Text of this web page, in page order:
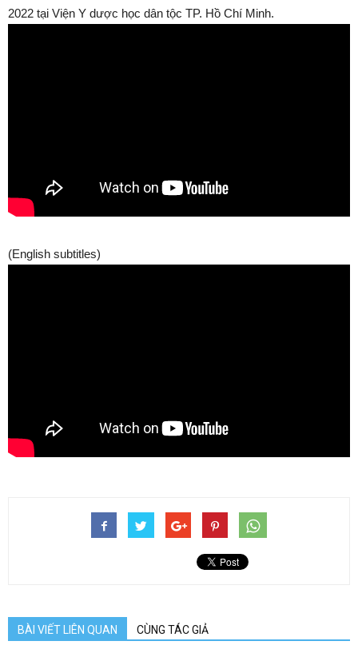
2022 tại Viện Y dược học dân tộc TP. Hồ Chí Minh.
(English subtitles)
BÀI VIẾT LIÊN QUAN CÙNG TÁC GIẢ